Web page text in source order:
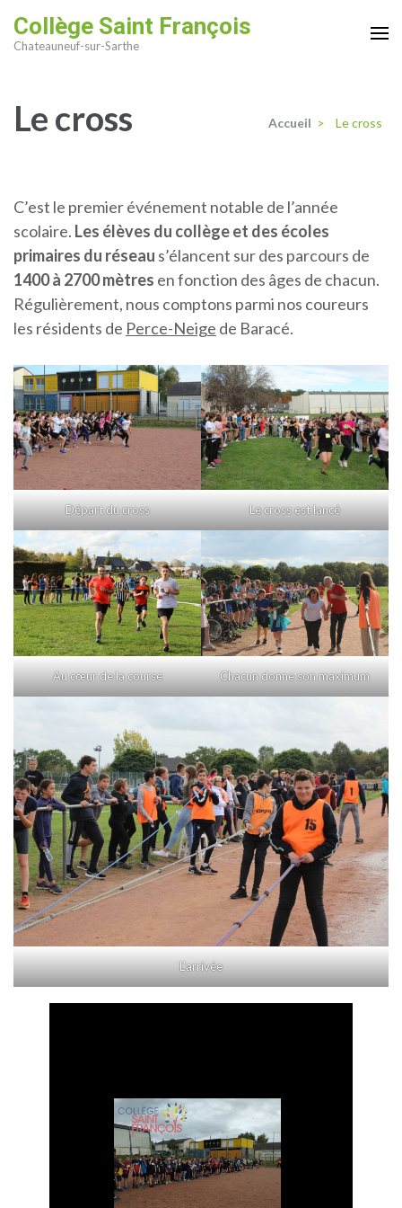
au
Entrée)
Collège Saint François
Chateauneuf-sur-Sarthe
Le cross Accueil > Le cross
C’est le premier événement notable de l’année
scolaire. Les élèves du collège et des écoles
primaires du réseau s’élancent sur des parcours de
1400 à 2700 mètres en fonction des âges de chacun.
Régulièrement, nous comptons parmi nos coureurs
les résidents de Perce-Neige de Baracé.
Départ du cross Le cross est lancé
Au cœur de la course Chacun donne son maximum
L’arrivée